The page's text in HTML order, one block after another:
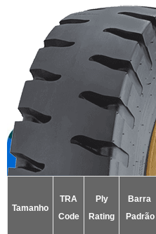
Tamanho
TRA
Code
Ply
Rating
Barra
Padrão